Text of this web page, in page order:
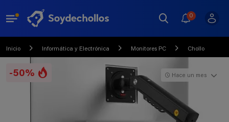
0
Inicio Informática y Electrónica Monitores PC Chollo
-50% Hace un mes